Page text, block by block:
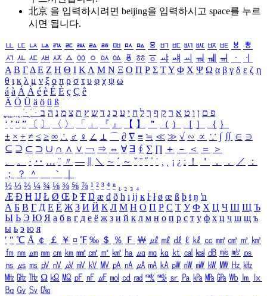
北京 을 입력하시려면 beijing을 입력하시고 space를 누르
시면 됩니다.
ㅥ ㅦ ㅧ ㅨ ㅩ ㅪ ㅫ ㅬ ㅭ ㅮ ㅯ ㅰ ㅱ ㅲ ㅳ ㅴ ㅵ ㅶ ㅷ ㅸ
ㅹ
ㅺ ㅻ ㅼ ㅽ ㅾ ㅿ ㆀ ㆁ ㆂ ㆃ ㆄ ㆅ ㆆ ㆇ ㆈ ㆉ ㆊ ㆋ ㆌ ㆍ
ㆎ
Α Β ΓΔ Ε Ζ Η Θ Ι ΚΛ Μ Ν Ξ Ο Π Ρ Σ ΤΥ Φ Χ Ψ Ω α β γ δ ε ζ η
θ ι κ λ μ ν ξ ο π ρ σ τ υ φ χ ψ ω
á à Á À é è É È ç Ç ê
Ä Ö Ü ä ö ü ß
ִֶֹ ֻּ ׁׂ פ ם ן ו ט א ר ק ף ך ל ח י ע כ ג ד ש ץ ת צ מ נ ה ב
‘ ’ “ ” 〔 〕 〈 〉 「 」 『 』 【 】 ＂ （ ） ［ ］ ｛ ｝
± × ÷ ≠ ≤ ≥ ∞ ∴ ♂ ♀ ∠ ⊥ ⌒ ∂ ∇ ≡ ≒ ≪ ≫ √ ∽ ∝ ∵ ∫ ∬ ∈ ∋
⊆ ⊇ ⊂ ⊃ ∪ ∩ ∧ ∨ ￢ ⇒ ⇔ ∀ ∃ ∮ ∑ ∏ ＋ － ＜ ＝
＞
、
。 · ‥ … ¨ 〃 ― ＼ ∼ ´ ～ ˇ ˘ ˝ ˚ ˙ ¸ ¡ ¿ ː ！ ＇ ， ． ／
：
；
？ ＾ ｀
½ ⅓ ⅔ ¼ ¾ ⅛ ⅜ ⅝ ⅞ ¹ ² ³ ⁴ ⁿ ₁ ₂ ₃ ₄
Æ Ð Ħ Ĳ Ł Ø Œ Þ Ŧ Ŋ æ đ ð ħ ı ĳ ĸ ŀ ł ø œ ß þ ŧ ŋ ŉ
А Б В Г Д Е Ё Ж З И Й К Л М Н О П Р С Т У Ф Х Ц Ч Ш Щ Ъ
Ы Ь Э Ю Я а б в г д е ё ж з и й к л м н о п р с т у ф х ц ч ш щ ъ
ы ь э ю я
′ ″ ℃ Å ￠ ￡ ￥ ¤ ℉ ‰ ＄ ％ Ｆ ￦ ㎕ ㎖ ㎗ ℓ ㎘ ㏄ ㎣ ㎤ ㎥ ㎦
㎙ ㎚ ㎛ ㎜ ㎝ ㎞ ㎟ ㎠ ㎡ ㎢ ㏊ ㎍ ㎎ ㎏ ㏏ ㎈ ㎉ ㏈ ㎧ ㎨ ㎰
㎱ ㎲ ㎳ ㎴ ㎵ ㎶ ㎷ ㎸ ㎹ ㎀ ㎁ ㎂ ㎃ ㎄ ㎺ ㎻ ㎽ ㎾ ㎿ ㎐ ㎑
㎒ ㎓ ㎔ Ω ㏀ ㏁ ㎊ ㎋ ㎌ ㏖ ㏅ ㎭ ㎮ ㎯ ㏛ ㎩ ㎪ ㎫ ㎬ ㏝ ㏐
㏓
㏃ ㏉ ㏜ ㏆